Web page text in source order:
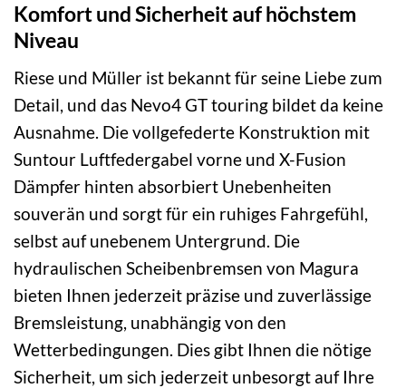
Komfort und Sicherheit auf höchstem
Niveau
Riese und Müller ist bekannt für seine Liebe zum
Detail, und das Nevo4 GT touring bildet da keine
Ausnahme. Die vollgefederte Konstruktion mit
Suntour Luftfedergabel vorne und X-Fusion
Dämpfer hinten absorbiert Unebenheiten
souverän und sorgt für ein ruhiges Fahrgefühl,
selbst auf unebenem Untergrund. Die
hydraulischen Scheibenbremsen von Magura
bieten Ihnen jederzeit präzise und zuverlässige
Bremsleistung, unabhängig von den
Wetterbedingungen. Dies gibt Ihnen die nötige
Sicherheit, um sich jederzeit unbesorgt auf Ihre